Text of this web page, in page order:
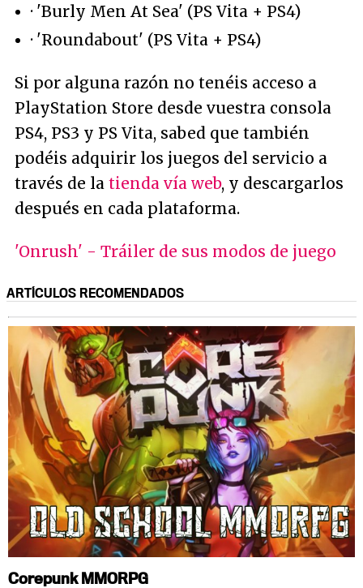
· 'Burly Men At Sea' (PS Vita + PS4)
· 'Roundabout' (PS Vita + PS4)
Si por alguna razón no tenéis acceso a
PlayStation Store desde vuestra consola
PS4, PS3 y PS Vita, sabed que también
podéis adquirir los juegos del servicio a
través de la tienda vía web, y descargarlos
después en cada plataforma.
'Onrush' - Tráiler de sus modos de juego
ARTÍCULOS RECOMENDADOS
Corepunk MMORPG